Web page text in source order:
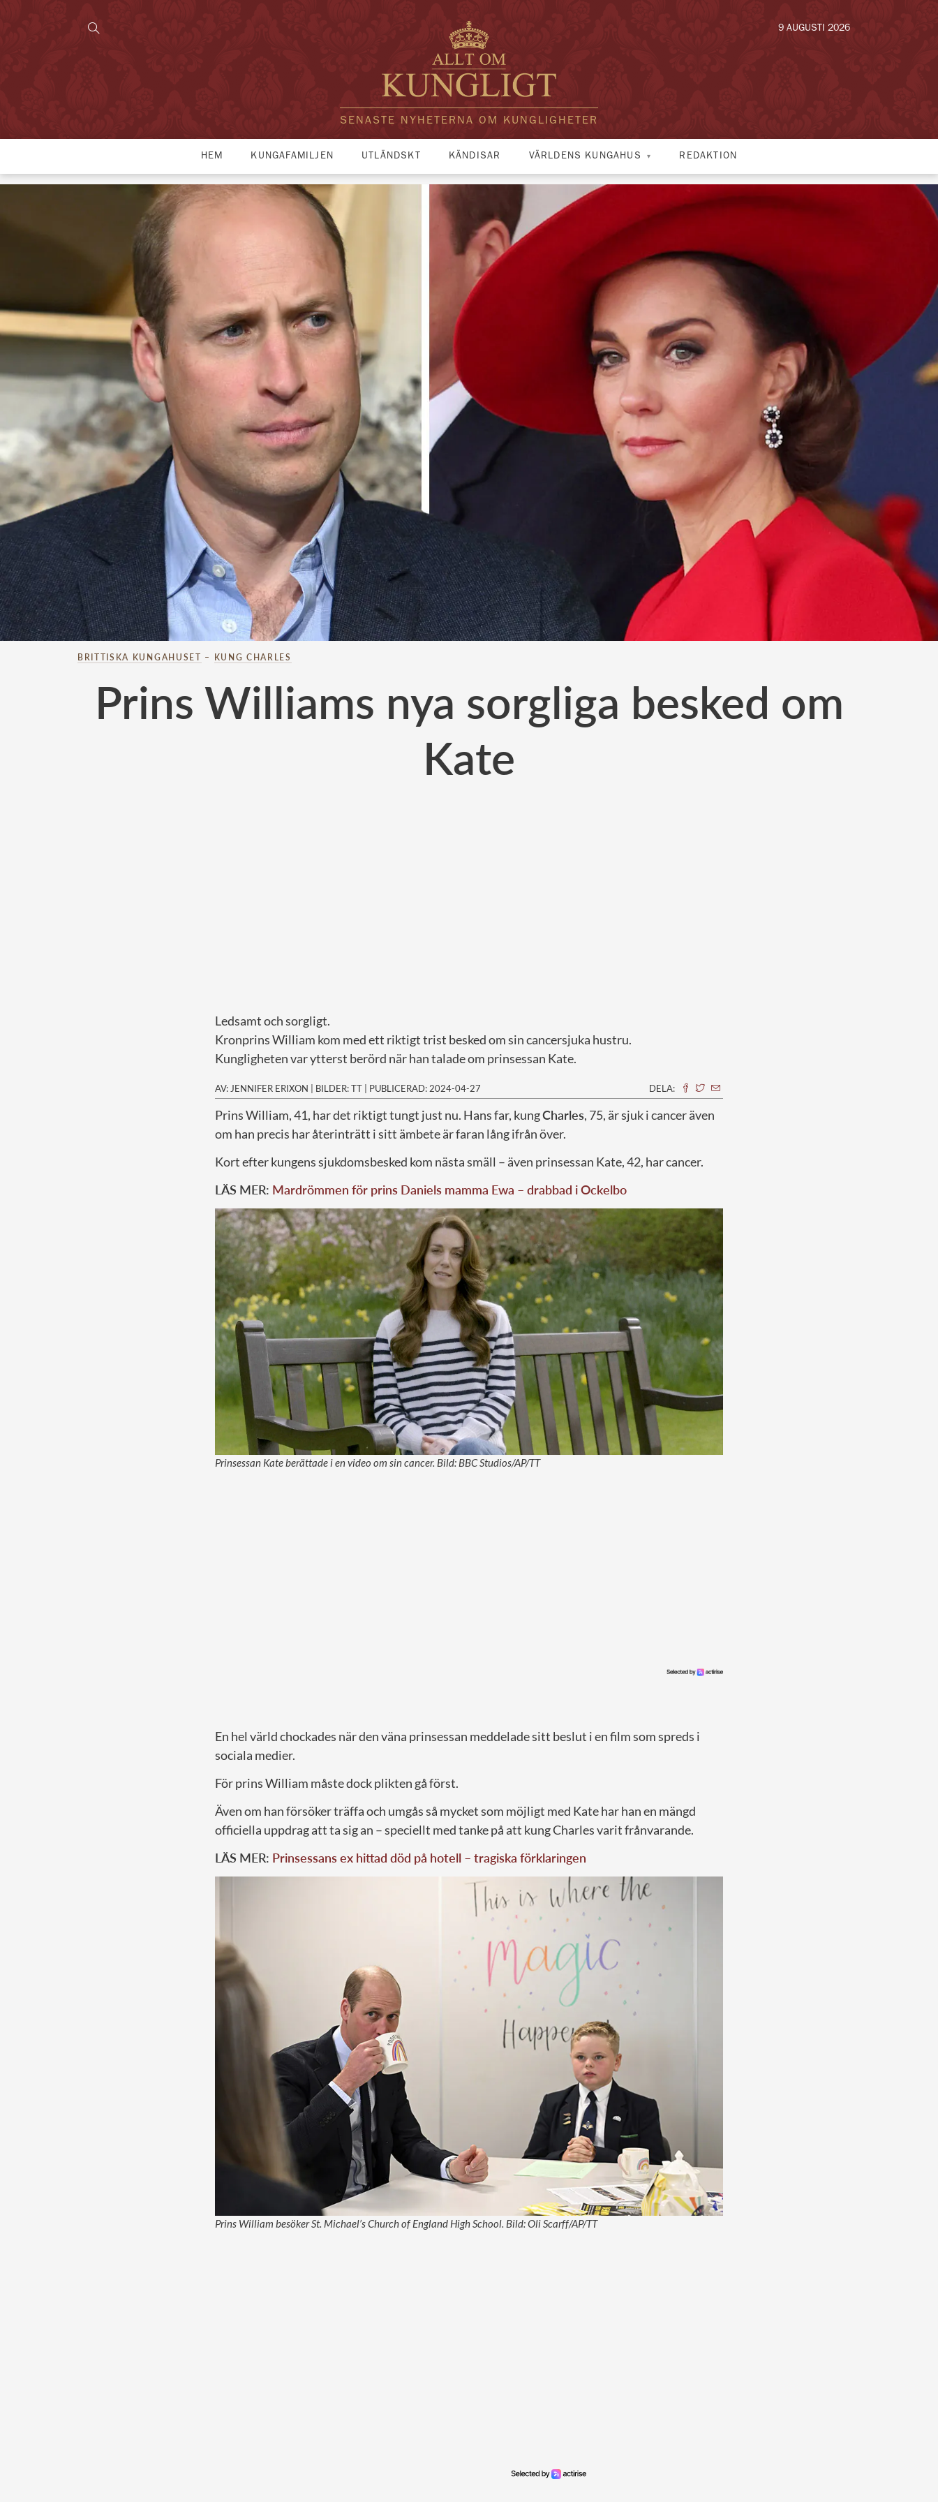
SENASTE NYHETERNA OM KUNGLIGHETER
9 AUGUSTI 2026
HEM KUNGAFAMILJEN UTLÄNDSKT KÄNDISAR VÄRLDENS KUNGAHUS REDAKTION
BRITTISKA KUNGAHUSET – KUNG CHARLES
Prins Williams nya sorgliga besked om
Kate
Ledsamt och sorgligt.
Kronprins William kom med ett riktigt trist besked om sin cancersjuka hustru.
Kungligheten var ytterst berörd när han talade om prinsessan Kate.
AV: JENNIFER ERIXON | BILDER: TT | PUBLICERAD: 2024-04-27 DELA:
Prins William, 41, har det riktigt tungt just nu. Hans far, kungCharles, 75, är sjuk i cancer även
om han precis har återinträtt i sitt ämbete är faran lång ifrån över.
Kort efter kungens sjukdomsbesked kom nästa smäll – även prinsessan Kate, 42, har cancer.
LÄS MER: Mardrömmen för prins Daniels mamma Ewa – drabbad i Ockelbo
Prinsessan Kate berättade i en video om sin cancer. Bild: BBC Studios/AP/TT
En hel värld chockades när den väna prinsessan meddelade sitt beslut i en film som spreds i
sociala medier.
För prins William måste dock plikten gå först.
Även om han försöker träffa och umgås så mycket som möjligt med Kate har han en mängd
officiella uppdrag att ta sig an – speciellt med tanke på att kung Charles varit frånvarande.
LÄS MER: Prinsessans ex hittad död på hotell – tragiska förklaringen
Prins William besöker St. Michael’s Church of England High School. Bild: Oli Scarff/AP/TT